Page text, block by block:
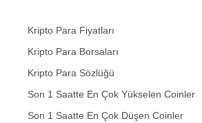
Kripto Para Fiyatları
Kripto Para Borsaları
Kripto Para Sözlüğü
Son 1 Saatte En Çok Yükselen Coinler
Son 1 Saatte En Çok Düşen Coinler